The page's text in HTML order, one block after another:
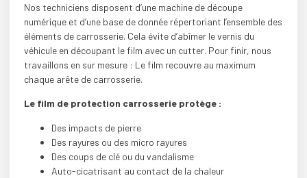
Nos techniciens disposent d’une machine de découpe
numérique et d’une base de donnée répertoriant l’ensemble des
éléments de carrosserie. Cela évite d’abîmer le vernis du
véhicule en découpant le film avec un cutter. Pour finir, nous
travaillons en sur mesure : Le film recouvre au maximum
chaque arête de carrosserie.
Le film de protection carrosserie protège :
Des impacts de pierre
Des rayures ou des micro rayures
Des coups de clé ou du vandalisme
Auto-cicatrisant au contact de la chaleur